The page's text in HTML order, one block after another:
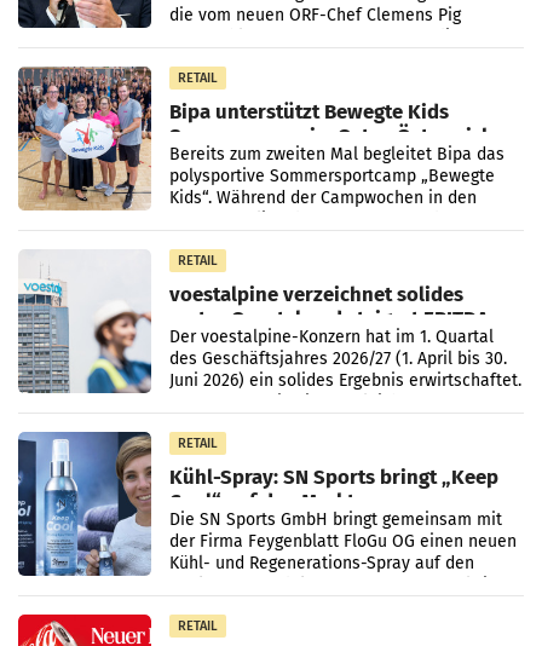
die vom neuen ORF-Chef Clemens Pig
RETAIL
Bipa unterstützt Bewegte Kids
Sommercamps im Osten Österreichs
Bereits zum zweiten Mal begleitet Bipa das
polysportive Sommersportcamp „Bewegte
Kids“. Während der Campwochen in den
RETAIL
voestalpine verzeichnet solides
erstes Quartal und steigert EBITDA
Der voestalpine-Konzern hat im 1. Quartal
des Geschäftsjahres 2026/27 (1. April bis 30.
Juni 2026) ein solides Ergebnis erwirtschaftet.
RETAIL
Kühl-Spray: SN Sports bringt „Keep
Cool“ auf den Markt
Die SN Sports GmbH bringt gemeinsam mit
der Firma Feygenblatt FloGu OG einen neuen
Kühl- und Regenerations-Spray auf den
RETAIL